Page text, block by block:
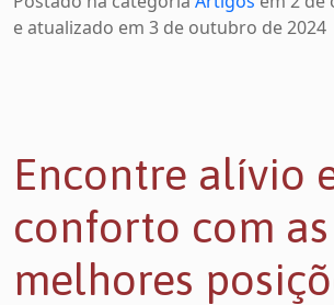
e atualizado em 3 de outubro de 2024
Encontre alívio
conforto com as
melhores